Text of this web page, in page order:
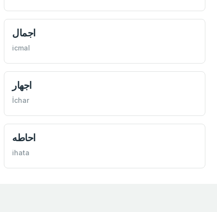
اجمال
icmal
اجهار
İchar
احاطه
ihata